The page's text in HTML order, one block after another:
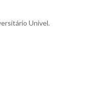
Univel.